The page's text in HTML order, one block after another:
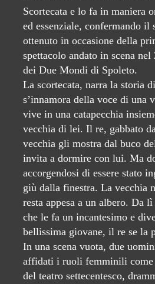
Scortecata e lo fa in maniera
ed essenziale, confermando il
ottenuto in occasione della
spettacolo andato in scena
dei Due Mondi di Spoleto.
La scortecata, narra la storia
s’innamora della voce di una
vive in una catapecchia
vecchia di lei. Il re, gabbato
vecchia gli mostra dal buco
invita a dormire con lui. Ma
accorgendosi di essere stato
giù dalla finestra. La vecchia
resta appesa a un albero. Da lì
che le fa un incantesimo e
bellissima giovane, il re se la
In una scena vuota, due
affidati i ruoli femminili come
del teatro settecentesco,